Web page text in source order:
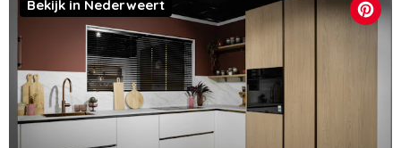
Bekijk in Nederweert